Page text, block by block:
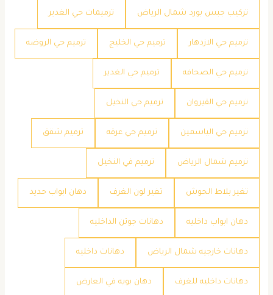
تركيب جبس بورد شمال الرياض ترميمات حي الغدير
ترميم حي الازدهار ترميم حي الخليج ترميم حي الروضه
ترميم حي الصحافه ترميم حي الغدير
ترميم حي القيروان ترميم حي النخيل
ترميم حي الياسمين ترميم حي عرقه ترميم شقق
ترميم شمال الرياض ترميم في النخيل
تغير بلاط الحوش تغير لون الغرف دهان ابواب حديد
دهان ابواب داخليه دهانات جوتن الداخليه
دهانات خارجيه شمال الرياض دهانات داخليه
دهانات داخليه للغرف دهان بويه في العارض